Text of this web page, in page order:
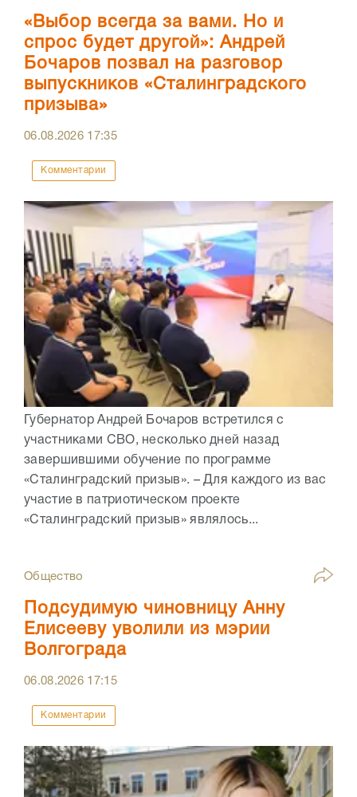
«Выбор всегда за вами. Но и
спрос будет другой»: Андрей
Бочаров позвал на разговор
выпускников «Сталинградского
призыва»
06.08.2026 17:35
Комментарии
Губернатор Андрей Бочаров встретился с
участниками СВО, несколько дней назад
завершившими обучение по программе
«Сталинградский призыв». – Для каждого из вас
участие в патриотическом проекте
«Сталинградский призыв» являлось...
Общество
Подсудимую чиновницу Анну
Елисееву уволили из мэрии
Волгограда
06.08.2026 17:15
Комментарии